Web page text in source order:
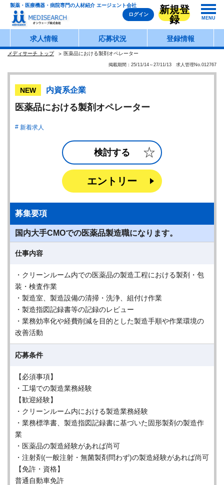
製薬・医療機器・病院専門の人材紹介 エージェント会社
ログイン
新規登
録
MENU
求人情報 応募状況 登録情報
メディサーチ トップ 医薬品における製剤オペレーター
掲載期間：25/11/14～27/11/13 求人管理No.012767
NEW 内資系企業
医薬品における製剤オペレーター
新着求人
検討する
エントリー
募集要項
国内大手CMOでの医薬品製造職になります。
仕事内容
・クリーンルーム内での医薬品の製造工程における製剤・包
装・検査作業
・製造室、製造設備の清掃・洗浄、組付け作業
・製造指図記録書等の記録のレビュー
・業務効率化や経費削減を目的とした製造手順や作業環境の
改善活動
応募条件
【必須事項】
・工場での製造業務経験
【歓迎経験】
・クリーンルーム内における製造業務経験
・業務標準書、製造指図記録書に基づいた固形製剤の製造作
業
・医薬品の製造経験があれば尚可
・注射剤(一般注射・無菌製剤問わず)の製造経験があれば尚可
【免許・資格】
普通自動車免許